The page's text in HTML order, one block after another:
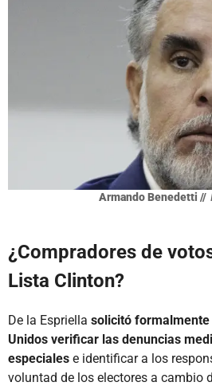
Armando Benedetti //
¿Compradores de
Lista Clinton?
De la Espriella solicitó formalmente
Unidos verificar las denuncias
especiales e identificar a los
voluntad de los electores a cambio